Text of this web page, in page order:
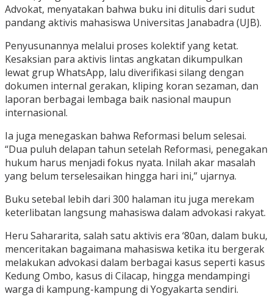
Advokat, menyatakan bahwa buku ini ditulis dari sudut
pandang aktivis mahasiswa Universitas Janabadra (UJB).
Penyusunannya melalui proses kolektif yang ketat.
Kesaksian para aktivis lintas angkatan dikumpulkan
lewat grup WhatsApp, lalu diverifikasi silang dengan
dokumen internal gerakan, kliping koran sezaman, dan
laporan berbagai lembaga baik nasional maupun
internasional.
Ia juga menegaskan bahwa Reformasi belum selesai.
“Dua puluh delapan tahun setelah Reformasi, penegakan
hukum harus menjadi fokus nyata. Inilah akar masalah
yang belum terselesaikan hingga hari ini,” ujarnya.
Buku setebal lebih dari 300 halaman itu juga merekam
keterlibatan langsung mahasiswa dalam advokasi rakyat.
Heru Sahararita, salah satu aktivis era ‘80an, dalam buku,
menceritakan bagaimana mahasiswa ketika itu bergerak
melakukan advokasi dalam berbagai kasus seperti kasus
Kedung Ombo, kasus di Cilacap, hingga mendampingi
warga di kampung-kampung di Yogyakarta sendiri.